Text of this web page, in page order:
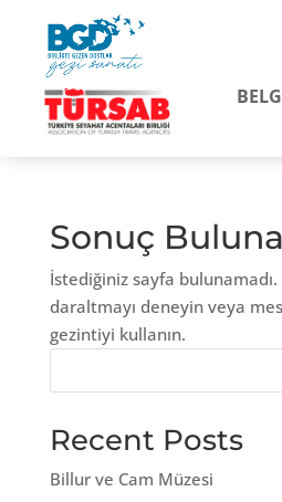
Sonuç
İstediğiniz sayfa bulunamadı.
daraltmayı deneyin veya
gezintiyi kullanın.
Recent Posts
Billur ve Cam Müzesi